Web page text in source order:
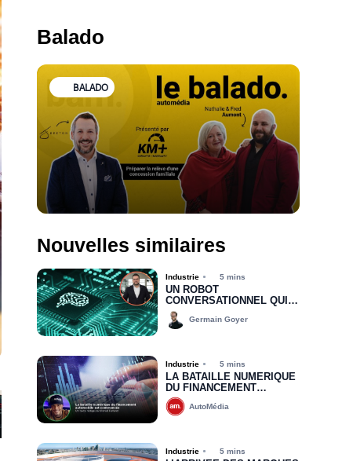
Balado
BALADO
Nouvelles similaires
Industrie 5 mins
UN ROBOT
CONVERSATIONNEL QUI
INTERAGIT AVEC LES
CLIENTS ? ON PRÉFÈRE
Germain Goyer
Industrie 5 mins
LA BATAILLE NUMÉRIQUE
DU FINANCEMENT
AUTOMOBILE EST
COMMENCÉE
AutoMédia
Industrie 5 mins